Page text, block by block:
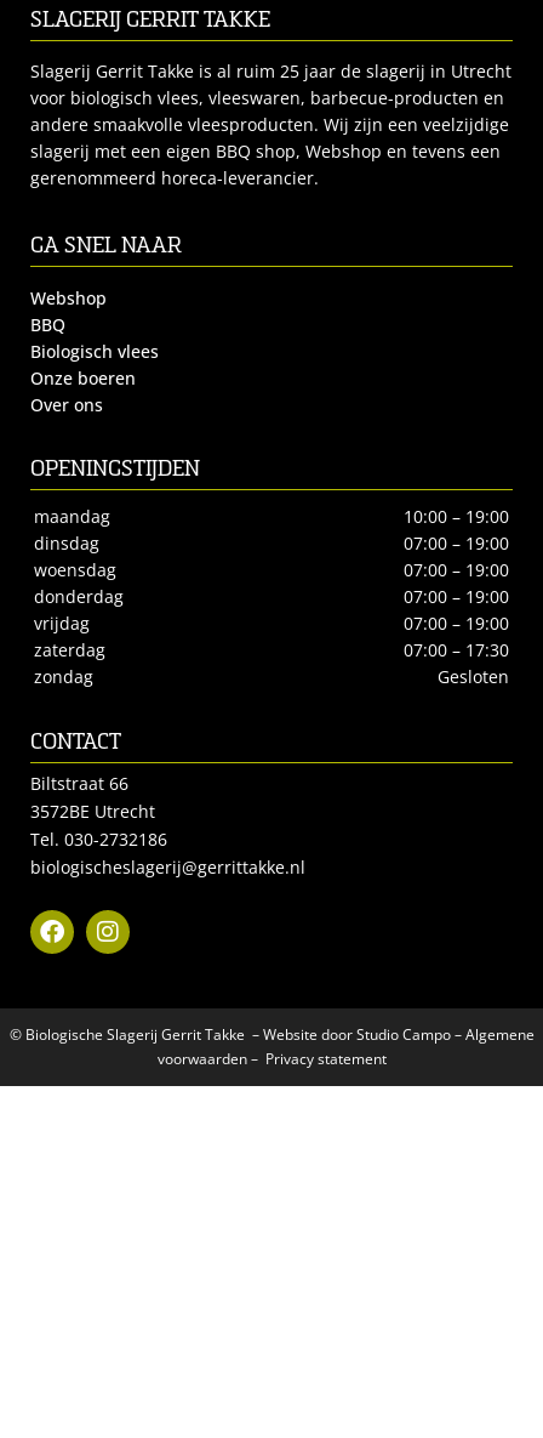
SLAGERIJ GERRIT TAKKE
Slagerij Gerrit Takke is al ruim 25 jaar de slagerij in Utrecht
voor biologisch vlees, vleeswaren, barbecue-producten en
andere smaakvolle vleesproducten. Wij zijn een veelzijdige
slagerij met een eigen BBQ shop, Webshop en tevens een
gerenommeerd horeca-leverancier.
GA SNEL NAAR
Webshop
BBQ
Biologisch vlees
Onze boeren
Over ons
OPENINGSTIJDEN
maandag
10:00 – 19:00
dinsdag
07:00 – 19:00
woensdag
07:00 – 19:00
donderdag
07:00 – 19:00
vrijdag
07:00 – 19:00
zaterdag
07:00 – 17:30
zondag
Gesloten
CONTACT
Biltstraat 66
3572BE Utrecht
Tel. 030-2732186
biologischeslagerij@gerrittakke.nl
© Biologische Slagerij Gerrit Takke – Website doorStudio Campo–Algemene
voorwaarden– Privacy statement